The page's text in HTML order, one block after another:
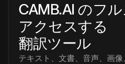
CAMB.AI のフ
アクセスする
翻訳ツール
テキスト、文書、音声、画像